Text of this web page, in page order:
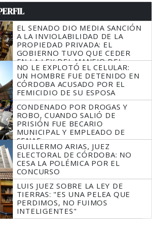
EL SENADO DIO MEDIA SANCIÓN
A LA INVIOLABILIDAD DE LA
PROPIEDAD PRIVADA: EL
GOBIERNO TUVO QUE CEDER
EN LA LEY DEL MANEJO DEL
FUEGO
NO LE EXPLOTÓ EL CELULAR:
UN HOMBRE FUE DETENIDO EN
CÓRDOBA ACUSADO POR EL
FEMICIDIO DE SU ESPOSA
CONDENADO POR DROGAS Y
ROBO, CUANDO SALIÓ DE
PRISIÓN FUE BECARIO
MUNICIPAL Y EMPLEADO DE
SENAF
GUILLERMO ARIAS, JUEZ
ELECTORAL DE CÓRDOBA: NO
CESA LA POLÉMICA POR EL
CONCURSO
LUIS JUEZ SOBRE LA LEY DE
TIERRAS: "ES UNA PELEA QUE
PERDIMOS, NO FUIMOS
INTELIGENTES"